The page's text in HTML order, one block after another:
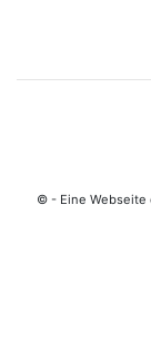
© - Eine Webseite